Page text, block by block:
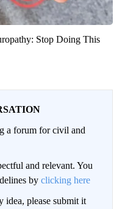
Stop Doing This
a forum for civil and
and relevant. You
by clicking here
idea, please submit it